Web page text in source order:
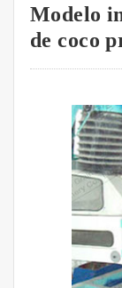
Modelo
de coco